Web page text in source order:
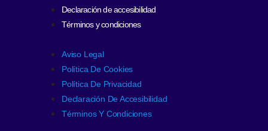
Declaración de accesibilidad
Términos y condiciones
Aviso Legal
Política De Cookies
Política De Privacidad
Declaración De Accesibilidad
Términos Y Condiciones